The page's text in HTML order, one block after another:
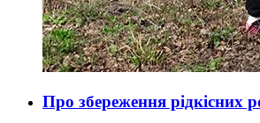
Про збереження рідкісних